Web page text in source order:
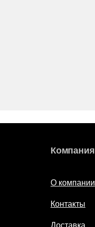
Компания
О компании
Контакты